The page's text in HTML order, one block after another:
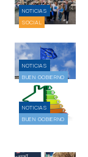
NOTICIAS
SOCIAL
NOTICIAS
BUEN GOBIERNO
NOTICIAS
BUEN GOBIERNO